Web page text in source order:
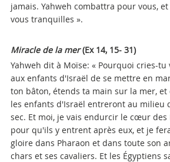
jamais. Yahweh combattra pour vous, et
vous tranquilles ».
Miracle de la mer (Ex 14, 15- 31)
Yahweh dit à Moïse: « Pourquoi cries-tu
aux enfants d'Israël de se mettre en
ton bâton, étends ta main sur la mer, et
les enfants d'Israël entreront au milieu
sec. Et moi, je vais endurcir le cœur des
pour qu'ils y entrent après eux, et je
gloire dans Pharaon et dans toute son
chars et ses cavaliers. Et les Égyptiens